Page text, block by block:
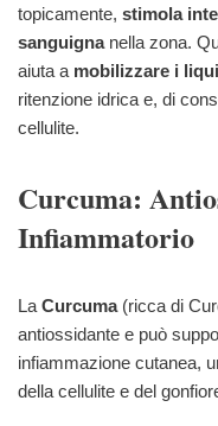
topicamente, stimola
sanguignanella zona.
aiuta a mobilizzare i
ritenzione idrica e, di
cellulite.
Curcuma:
Infiammatorio
La Curcuma(ricca di
antiossidante e può
infiammazione cutanea,
della cellulite e del